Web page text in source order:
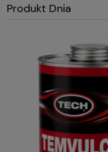
Produkt Dnia